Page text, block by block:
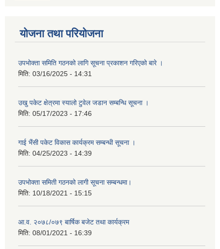
योजना तथा परियोजना
उपभोक्ता समिति गठनको लागि सूचना प्रकाशन गरिएको बारे ।
मिति: 03/16/2025 - 14:31
उखु पकेट क्षेत्रमा स्यालो टुवेल जडान सम्बन्धि सूचना ।
मिति: 05/17/2023 - 17:46
गाई भैंसी पकेट विकास कार्यक्रम सम्बन्धी सूचना ।
मिति: 04/25/2023 - 14:39
उपभोक्ता समिती गठनको लागी सूचना सम्बन्धमा।
मिति: 10/18/2021 - 15:15
आ.व. २०७८/०७९ बार्षिक बजेट तथा कार्यक्रम
मिति: 08/01/2021 - 16:39